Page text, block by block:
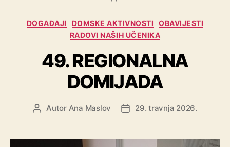
DOGAĐAJI DOMSKE AKTIVNOSTI
OBAVIJESTI
RADOVI NAŠIH UČENIKA
49. REGIONALNA
DOMIJADA
Autor Ana Maslov 29. travnja 2026.